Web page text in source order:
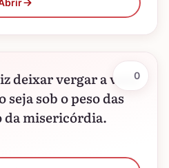
deixar vergar a vara
sob o peso das
da misericórdia.
0